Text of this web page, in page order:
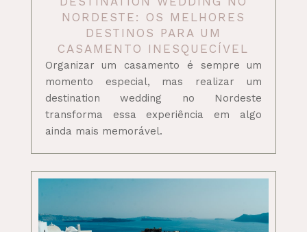
NORDESTE: OS MELHORES
DESTINOS PARA UM
CASAMENTO INESQUECÍVEL
Organizar um casamento é sempre um
momento especial, mas realizar um
destination wedding no Nordeste
transforma essa experiência em algo
ainda mais memorável.